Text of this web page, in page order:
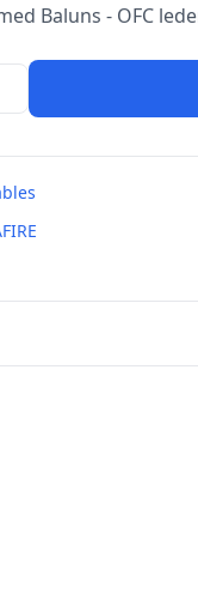
Baluns - OFC